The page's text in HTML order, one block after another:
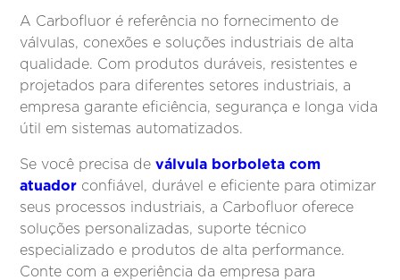
A Carbofluor é referência no fornecimento de
válvulas, conexões e soluções industriais de alta
qualidade. Com produtos duráveis, resistentes e
projetados para diferentes setores industriais, a
empresa garante eficiência, segurança e longa vida
útil em sistemas automatizados.
Se você precisa deválvula borboleta com
atuador confiável, durável e eficiente para otimizar
seus processos industriais, a Carbofluor oferece
soluções personalizadas, suporte técnico
especializado e produtos de alta performance.
Conte com a experiência da empresa para